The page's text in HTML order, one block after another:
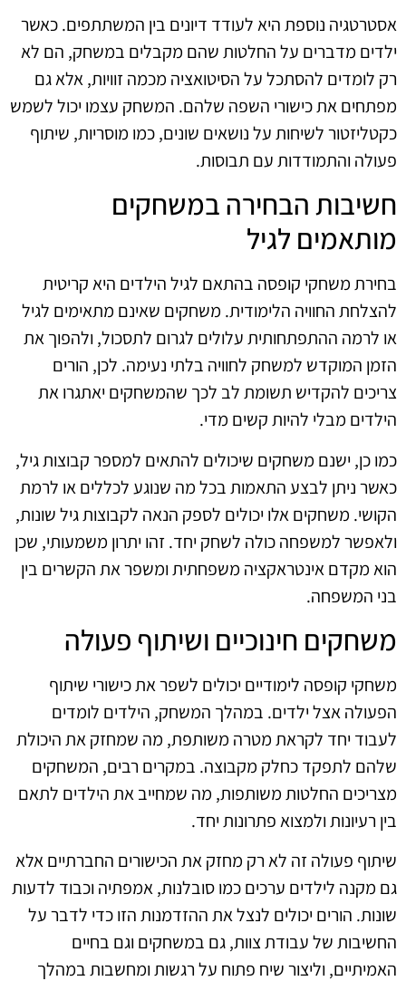
אסטרטגיה נוספת היא לעודד דיונים בין המשתתפים. כאשר
ילדים מדברים על החלטות שהם מקבלים במשחק, הם לא
רק לומדים להסתכל על הסיטואציה מכמה זוויות, אלא גם
מפתחים את כישורי השפה שלהם. המשחק עצמו יכול לשמש
כקטליזטור לשיחות על נושאים שונים, כמו מוסריות, שיתוף
פעולה והתמודדות עם תבוסות.
חשיבות הבחירה במשחקים
מותאמים לגיל
בחירת משחקי קופסה בהתאם לגיל הילדים היא קריטית
להצלחת החוויה הלימודית. משחקים שאינם מתאימים לגיל
או לרמה ההתפתחותית עלולים לגרום לתסכול, ולהפוך את
הזמן המוקדש למשחק לחוויה בלתי נעימה. לכן, הורים
צריכים להקדיש תשומת לב לכך שהמשחקים יאתגרו את
הילדים מבלי להיות קשים מדי.
כמו כן, ישנם משחקים שיכולים להתאים למספר קבוצות גיל,
כאשר ניתן לבצע התאמות בכל מה שנוגע לכללים או לרמת
הקושי. משחקים אלו יכולים לספק הנאה לקבוצות גיל שונות,
ולאפשר למשפחה כולה לשחק יחד. זהו יתרון משמעותי, שכן
הוא מקדם אינטראקציה משפחתית ומשפר את הקשרים בין
בני המשפחה.
משחקים חינוכיים ושיתוף פעולה
משחקי קופסה לימודיים יכולים לשפר את כישורי שיתוף
הפעולה אצל ילדים. במהלך המשחק, הילדים לומדים
לעבוד יחד לקראת מטרה משותפת, מה שמחזק את היכולת
שלהם לתפקד כחלק מקבוצה. במקרים רבים, המשחקים
מצריכים החלטות משותפות, מה שמחייב את הילדים לתאם
בין רעיונות ולמצוא פתרונות יחד.
שיתוף פעולה זה לא רק מחזק את הכישורים החברתיים אלא
גם מקנה לילדים ערכים כמו סובלנות, אמפתיה וכבוד לדעות
שונות. הורים יכולים לנצל את ההזדמנות הזו כדי לדבר על
החשיבות של עבודת צוות, גם במשחקים וגם בחיים
האמיתיים, וליצור שיח פתוח על רגשות ומחשבות במהלך